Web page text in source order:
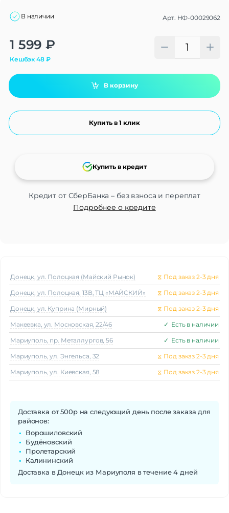
В наличии Арт. НФ-00029062
1 599 ₽
Кешбэк48₽
В корзину
Купить в 1 клик
Кредит от СберБанка – без взноса и переплат
Подробнее о кредите
Купить в кредит
Alternative:
Донецк, ул. Полоцкая (Майский Рынок) ⧖ Под заказ 2-3 дня
Донецк, ул. Полоцкая, 13В, ТЦ «МАЙСКИЙ» ⧖ Под заказ 2-3 дня
Донецк, ул. Куприна (Мирный) ⧖ Под заказ 2-3 дня
Макеeвка, ул. Московская, 22/46 ✓ Есть в наличии
Мариуполь, пр. Металлургов, 56 ✓ Есть в наличии
Мариуполь, ул. Энгельса, 32 ⧖ Под заказ 2-3 дня
Мариуполь, ул. Киевская, 58 ⧖ Под заказ 2-3 дня
Доставка от 500р на следующий день после заказа для
районов:
Ворошиловский
Будёновский
Пролетарский
Калининский
Доставка в Донецк из Мариуполя в течение 4 дней